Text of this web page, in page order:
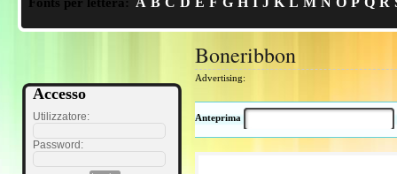
Accesso
Utilizzatore:
Password:
Boneribbon
Advertising:
Anteprima